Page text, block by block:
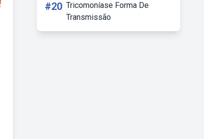
#20 Tricomoníase Forma De
Transmissão